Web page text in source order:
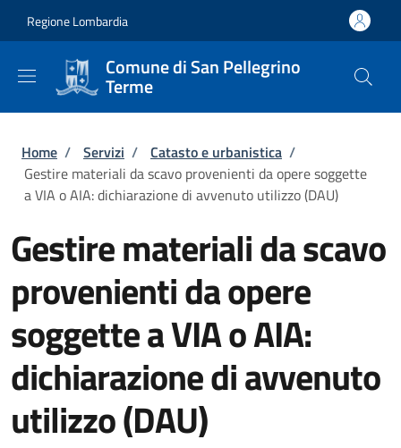
Regione Lombardia
Comune di San Pellegrino
Terme
Briciole di pane
Home / Servizi / Catasto e urbanistica /
Gestire materiali da scavo provenienti da opere soggette
a VIA o AIA: dichiarazione di avvenuto utilizzo (DAU)
Gestire materiali da scavo
provenienti da opere
soggette a VIA o AIA:
dichiarazione di avvenuto
utilizzo (DAU)